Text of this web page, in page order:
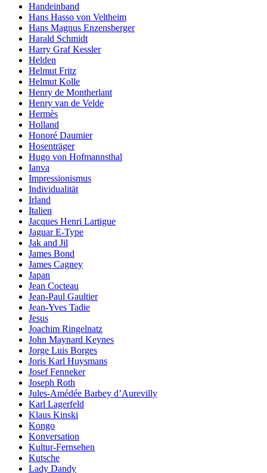
Handeinband
Hans Hasso von Veltheim
Hans Magnus Enzensberger
Harald Schmidt
Harry Graf Kessler
Helden
Helmut Fritz
Helmut Kolle
Henry de Montherlant
Henry van de Velde
Hermès
Holland
Honoré Daumier
Hosenträger
Hugo von Hofmannsthal
Ianva
Impressionismus
Individualität
Irland
Italien
Jacques Henri Lartigue
Jaguar E-Type
Jak and Jil
James Bond
James Cagney
Japan
Jean Cocteau
Jean-Paul Gaultier
Jean-Yves Tadie
Jesus
Joachim Ringelnatz
John Maynard Keynes
Jorge Luis Borges
Joris Karl Huysmans
Josef Fenneker
Joseph Roth
Jules-Amédée Barbey d’Aurevilly
Karl Lagerfeld
Klaus Kinski
Kongo
Konversation
Kultur-Fernsehen
Kutsche
Lady Dandy